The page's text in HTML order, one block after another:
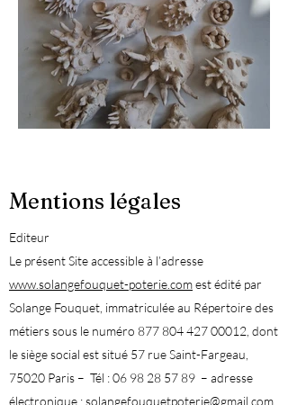
Mentions légales
Editeur
Le présent Site accessible à l’adresse
www.solangefouquet-poterie.comest édité par
Solange Fouquet, immatriculée au Répertoire des
métiers sous le numéro 877 804 427 00012 , dont
le siège social est situé 57 rue Saint-Fargeau,
75020 Paris – Tél :06 98 28 57 89 – adresse
électronique :solangefouquetpoterie@gmail.com